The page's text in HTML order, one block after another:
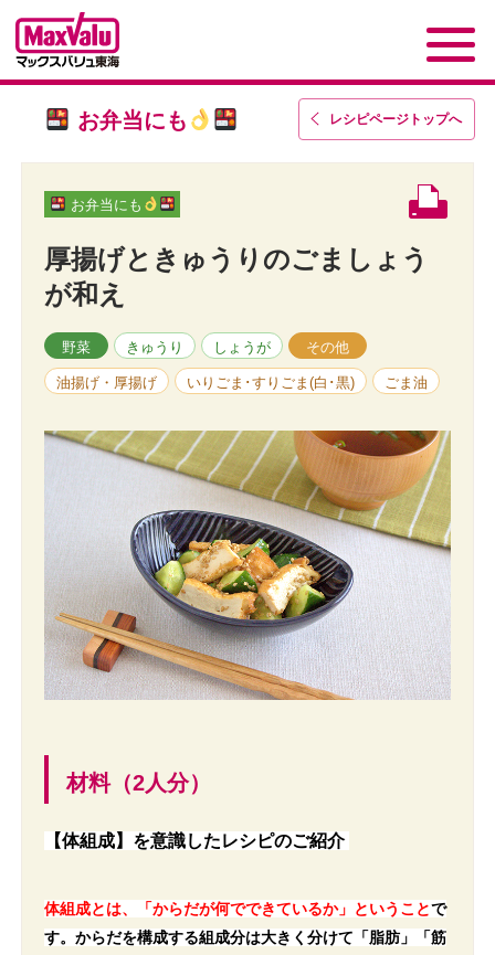
レシピページトップへ
お弁当にも
お弁当にも
厚揚げときゅうりのごましょう
が和え
野菜 きゅうり しょうが その他
油揚げ・厚揚げ いりごま･すりごま(白･黒) ごま油
材料（2人分）
【体組成】を意識したレシピのご紹介
体組成とは、「からだが何でできているか」ということで
す。からだを構成する組成分は大きく分けて「脂肪」「筋